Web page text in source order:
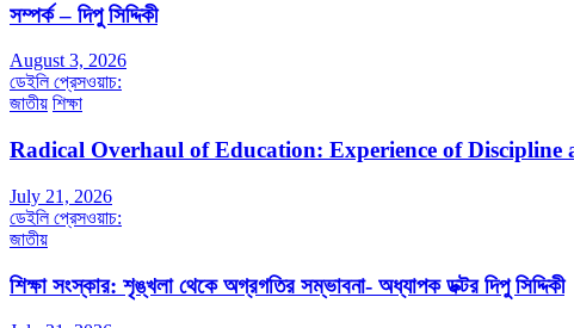
সম্পর্ক – দিপু সিদ্দিকী
August 3, 2026
ডেইলি প্রেসওয়াচ:
জাতীয় শিক্ষা
Radical Overhaul of Education: Experience of
July 21, 2026
ডেইলি প্রেসওয়াচ:
জাতীয়
শিক্ষা সংস্কার: শৃঙ্খলা থেকে অগ্রগতির সম্ভাবনা- অধ্যাপক ডক্টর দিপু সিদ্দিকী